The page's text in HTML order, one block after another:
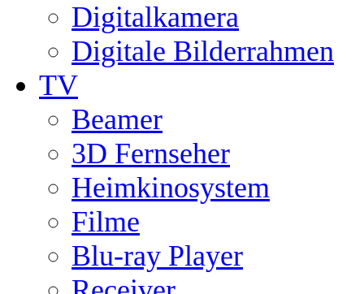
Digitalkamera
Digitale Bilderrahmen
TV
Beamer
3D Fernseher
Heimkinosystem
Filme
Blu-ray Player